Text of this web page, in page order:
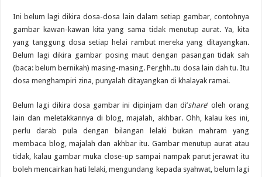
Ini belum lagi dikira dosa-dosa lain dalam setiap gambar, contohnya
gambar kawan-kawan kita yang sama tidak menutup aurat. Ya, kita
yang tanggung dosa setiap helai rambut mereka yang ditayangkan.
Belum lagi dikira gambar posing maut dengan pasangan tidak sah
(baca: belum bernikah) masing-masing. Perghh..tu dosa lain dah tu. Itu
dosa menghampiri zina, punyalah ditayangkan di khalayak ramai.
Belum lagi dikira dosa gambar ini dipinjam dan di’share‘ oleh orang
lain dan meletakkannya di blog, majalah, akhbar. Ohh, kalau kes ini,
perlu darab pula dengan bilangan lelaki bukan mahram yang
membaca blog, majalah dan akhbar itu. Gambar menutup aurat atau
tidak, kalau gambar muka close-up sampai nampak parut jerawat itu
boleh mencairkan hati lelaki, mengundang kepada syahwat, belum lagi